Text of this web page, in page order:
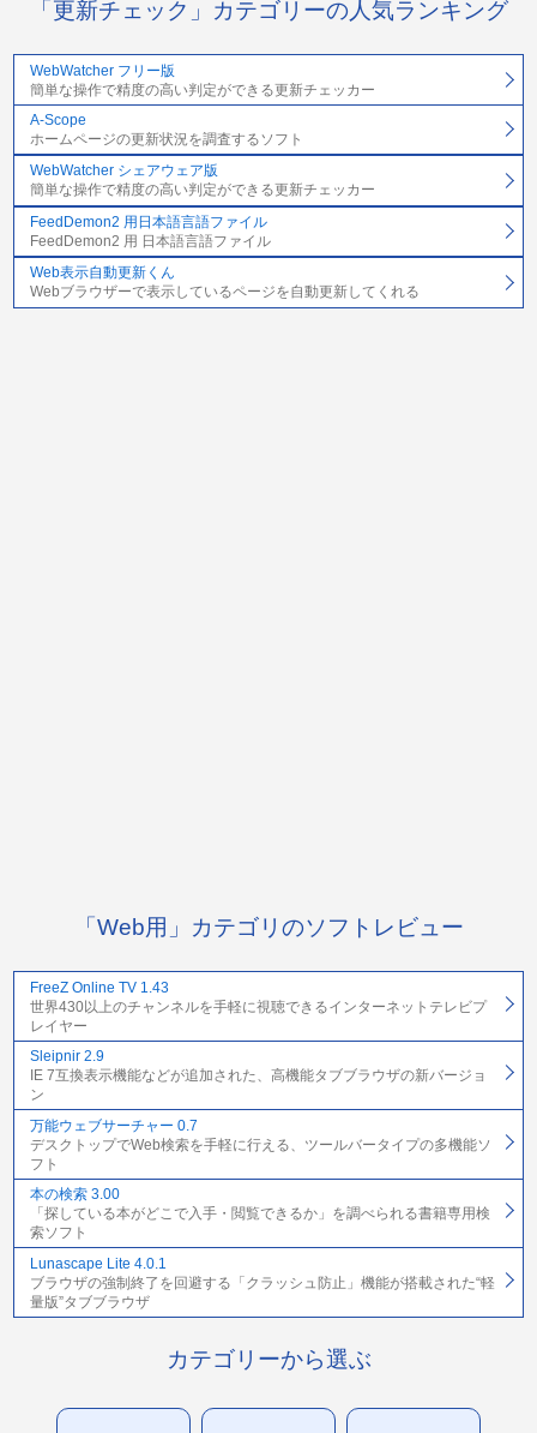
「更新チェック」カテゴリーの人気ランキング
WebWatcher フリー版
簡単な操作で精度の高い判定ができる更新チェッカー
A-Scope
ホームページの更新状況を調査するソフト
WebWatcher シェアウェア版
簡単な操作で精度の高い判定ができる更新チェッカー
FeedDemon2 用日本語言語ファイル
FeedDemon2 用 日本語言語ファイル
Web表示自動更新くん
Webブラウザーで表示しているページを自動更新してくれる
「Web用」カテゴリのソフトレビュー
FreeZ Online TV 1.43
世界430以上のチャンネルを手軽に視聴できるインターネットテレビプ
レイヤー
Sleipnir 2.9
IE 7互換表示機能などが追加された、高機能タブブラウザの新バージョ
ン
万能ウェブサーチャー 0.7
デスクトップでWeb検索を手軽に行える、ツールバータイプの多機能ソ
フト
本の検索 3.00
「探している本がどこで入手・閲覧できるか」を調べられる書籍専用検
索ソフト
Lunascape Lite 4.0.1
ブラウザの強制終了を回避する「クラッシュ防止」機能が搭載された“軽
量版”タブブラウザ
カテゴリーから選ぶ